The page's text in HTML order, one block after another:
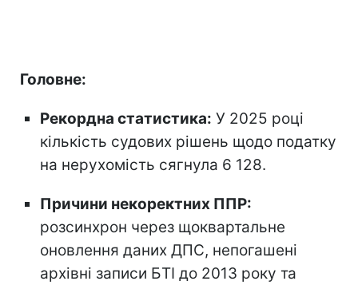
Головне:
Рекордна статистика: У 2025 році
кількість судових рішень щодо податку
на нерухомість сягнула 6 128.
Причини некоректних ППР:
розсинхрон через щоквартальне
оновлення даних ДПС, непогашені
архівні записи БТІ до 2013 року та